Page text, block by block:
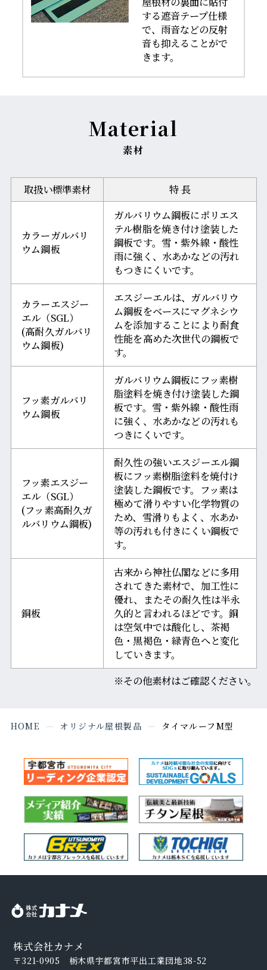
する遮音テープ仕様
で、雨音などの反射
音も抑えることがで
きます。
Material
素材
取扱い標準素材 特 長
カラーガルバリ
ウム鋼板
ガルバリウム鋼板にポリエス
テル樹脂を焼き付け塗装した
鋼板です。雪・紫外線・酸性
雨に強く、水あかなどの汚れ
もつきにくいです。
カラーエスジー
エル（SGL）
(高耐久ガルバリ
ウム鋼板)
エスジーエルは、ガルバリウ
ム鋼板をベースにマグネシウ
ムを添加することにより耐食
性能を高めた次世代の鋼板で
す。
フッ素ガルバリ
ウム鋼板
ガルバリウム鋼板にフッ素樹
脂塗料を焼き付け塗装した鋼
板です。雪・紫外線・酸性雨
に強く、水あかなどの汚れも
つきにくいです。
フッ素エスジー
エル（SGL）
(フッ素高耐久ガ
ルバリウム鋼板)
耐久性の強いエスジーエル鋼
板にフッ素樹脂塗料を焼付け
塗装した鋼板です。フッ素は
極めて滑りやすい化学物質の
ため、雪滑りもよく、水あか
等の汚れも付きにくい鋼板で
す。
銅板
古来から神社仏閣などに多用
されてきた素材で、加工性に
優れ、またその耐久性は半永
久的と言われるほどです。銅
は空気中では酸化し、茶褐
色・黒褐色・緑青色へと変化
していきます。
※その他素材はご確認ください。
HOME オリジナル屋根製品 タイマルーフM型
株式会社カナメ
〒321-0905 栃木県宇都宮市平出工業団地38-52